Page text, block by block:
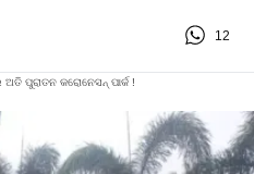
12
ପୁରାତନ କରୋନେସନ୍‍ ପାର୍କ !